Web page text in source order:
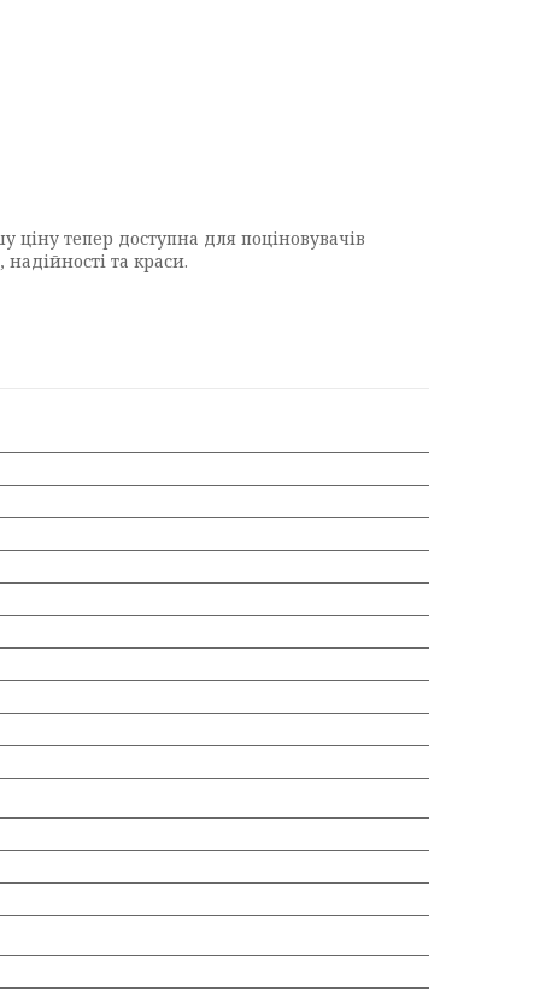
тепер доступна для поціновувачів
та краси.